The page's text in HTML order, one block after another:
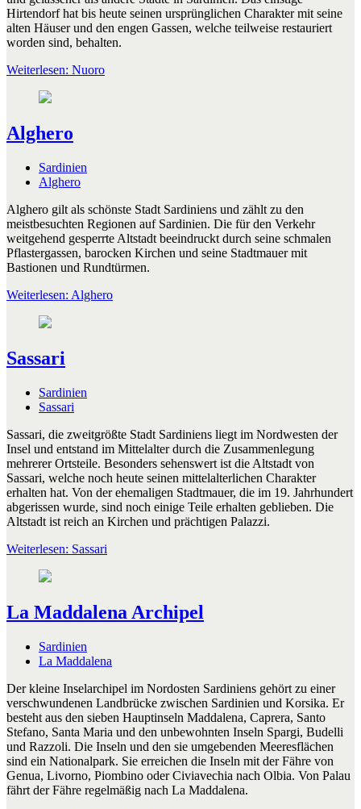
Hirtendorf hat bis heute seinen ursprünglichen Charakter mit seine
alten Häuser und den engen Gassen, welche teilweise restauriert
worden sind, behalten.
Weiterlesen: Nuoro
Alghero
Sardinien
Alghero
Alghero gilt als schönste Stadt Sardiniens und zählt zu den
meistbesuchten Regionen auf Sardinien. Die für den Verkehr
weitgehend gesperrte Altstadt beeindruckt durch seine schmalen
Pflastergassen, barocken Kirchen und seine Stadtmauer mit
Bastionen und Rundtürmen.
Weiterlesen: Alghero
Sassari
Sardinien
Sassari
Sassari, die zweitgrößte Stadt Sardiniens liegt im Nordwesten der
Insel und entstand im Mittelalter durch die Zusammenlegung
mehrerer Ortsteile. Besonders sehenswert ist die Altstadt von
Sassari, welche noch heute seinen mittelalterlichen Charakter
erhalten hat. Von der ehemaligen Stadtmauer, die im 19. Jahrhundert
abgerissen wurde, sind noch einige Teile erhalten geblieben. Die
Altstadt ist reich an Kirchen und prächtigen Palazzi.
Weiterlesen: Sassari
La Maddalena Archipel
Sardinien
La Maddalena
Der kleine Inselarchipel im Nordosten Sardiniens gehört zu einer
verschwundenen Landbrücke zwischen Sardinien und Korsika. Er
besteht aus den sieben Hauptinseln Maddalena, Caprera, Santo
Stefano, Santa Maria und den unbewohnten Inseln Spargi, Budelli
und Razzoli. Die Inseln und den sie umgebenden Meeresflächen
sind ein Nationalpark. Sie erreichen die Inseln mit der Fähre von
Genua, Livorno, Piombino oder Civiavechia nach Olbia. Von Palau
fährt der Fähre regelmäßig nach La Maddalena.